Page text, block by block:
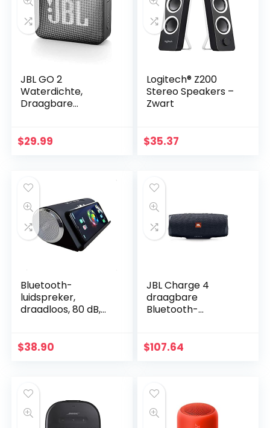
JBL GO 2
Waterdichte,
Draagbare
Handsfree-Functie,
$29.99
Logitech® Z200
Stereo Speakers –
Zwart
$35.37
Bluetooth-
luidspreker,
draadloos, 80 dB,
SuperBass voor
$38.90
JBL Charge 4
draagbare
Bluetooth-
oplaadbare batterij
$107.64